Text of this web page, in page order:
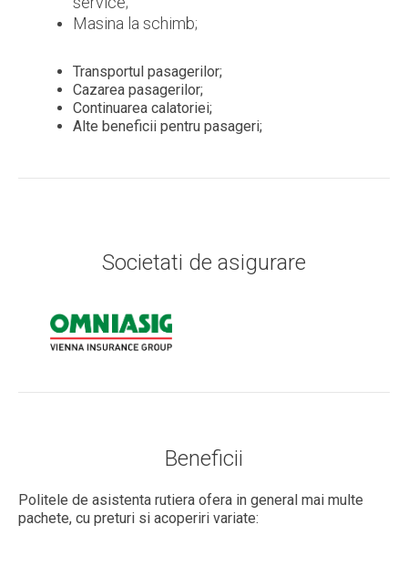
Masina la schimb;
Transportul pasagerilor;
Cazarea pasagerilor;
Continuarea calatoriei;
Alte beneficii pentru pasageri;
Societati de asigurare
Beneficii
Politele de asistenta rutiera ofera in general mai multe
pachete, cu preturi si acoperiri variate: